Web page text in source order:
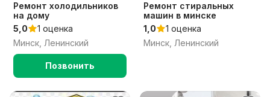
Ремонт холодильников
на дому
5,0
1 оценка
Минск, Ленинский
Позвонить
Ремонт стиральных
машин в минске
1,0
1 оценка
Минск, Ленинский